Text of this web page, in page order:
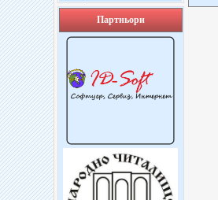
Партньори